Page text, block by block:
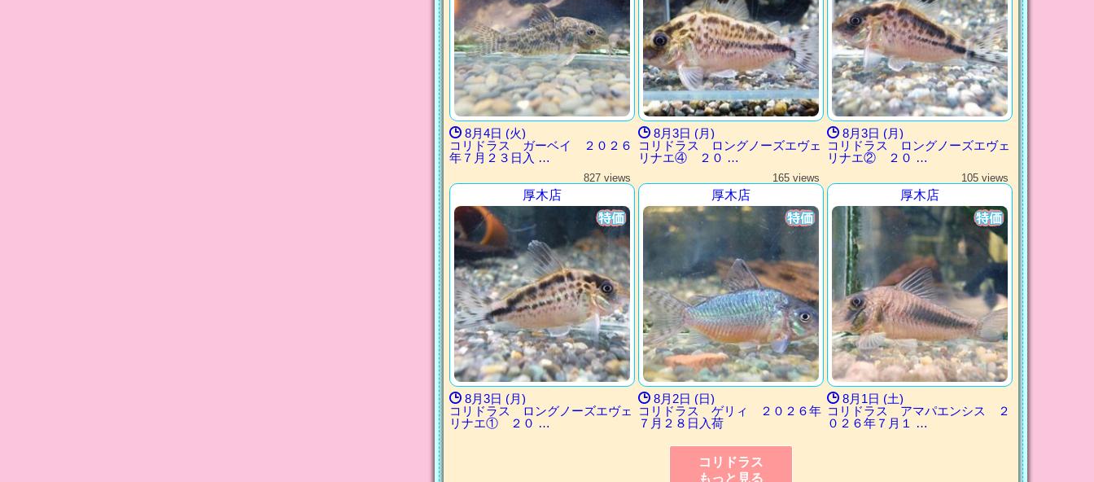
8月4日 (火)
コリドラス ガーベイ ２０２６
年７月２３日入 …
8月3日 (月)
コリドラス ロングノーズエヴェ
リナエ④ ２０ …
8月3日 (月)
コリドラス ロングノーズエヴェ
リナエ② ２０ …
827 views
厚木店
8月3日 (月)
コリドラス ロングノーズエヴェ
リナエ① ２０ …
165 views
厚木店
8月2日 (日)
コリドラス ゲリィ ２０２６年
７月２８日入荷
105 views
厚木店
8月1日 (土)
コリドラス アマパエンシス ２
０２６年７月１ …
コリドラス
もっと見る